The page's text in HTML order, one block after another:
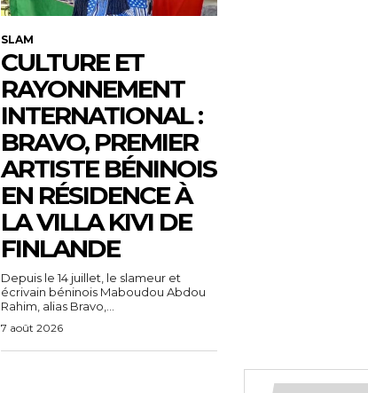
SLAM
CULTURE ET
RAYONNEMENT
INTERNATIONAL :
BRAVO, PREMIER
ARTISTE BÉNINOIS
EN RÉSIDENCE À
LA VILLA KIVI DE
FINLANDE
Depuis le 14 juillet, le slameur et
écrivain béninois Maboudou Abdou
Rahim, alias Bravo,...
7 août 2026